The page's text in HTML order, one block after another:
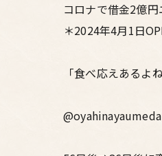
コロナで借金2億
＊2024年4月1日
「食べ応えあるよね
@oyahinayaumeda